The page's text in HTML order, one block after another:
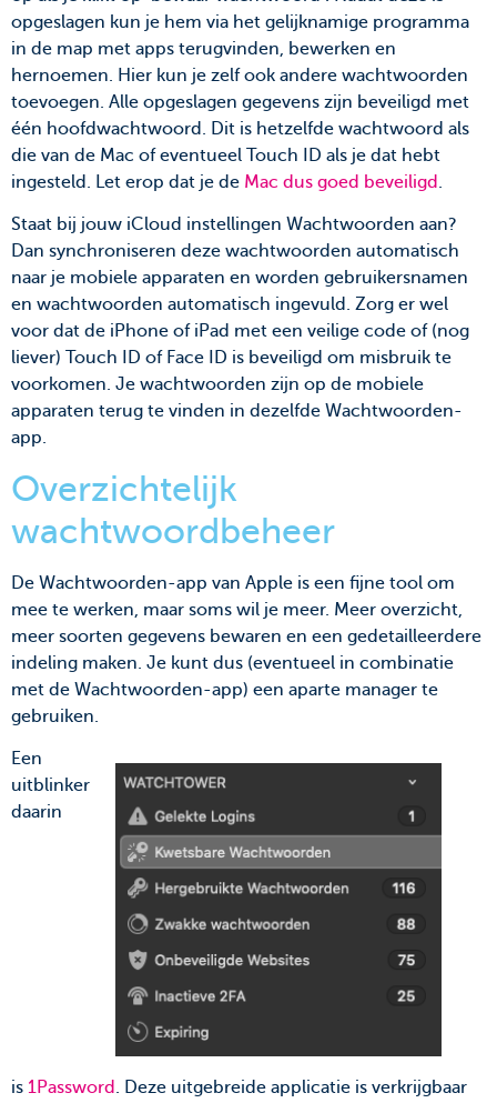
opgeslagen kun je hem via het gelijknamige programma
in de map met apps terugvinden, bewerken en
hernoemen. Hier kun je zelf ook andere wachtwoorden
toevoegen. Alle opgeslagen gegevens zijn beveiligd met
één hoofdwachtwoord. Dit is hetzelfde wachtwoord als
die van de Mac of eventueel Touch ID als je dat hebt
ingesteld. Let erop dat je de Mac dus goed beveiligd .
Staat bij jouw iCloud instellingen Wachtwoorden aan?
Dan synchroniseren deze wachtwoorden automatisch
naar je mobiele apparaten en worden gebruikersnamen
en wachtwoorden automatisch ingevuld. Zorg er wel
voor dat de iPhone of iPad met een veilige code of (nog
liever) Touch ID of Face ID is beveiligd om misbruik te
voorkomen. Je wachtwoorden zijn op de mobiele
apparaten terug te vinden in dezelfde Wachtwoorden-
app.
Overzichtelijk
wachtwoordbeheer
De Wachtwoorden-app van Apple is een fijne tool om
mee te werken, maar soms wil je meer. Meer overzicht,
meer soorten gegevens bewaren en een gedetailleerdere
indeling maken. Je kunt dus (eventueel in combinatie
met de Wachtwoorden-app) een aparte manager te
gebruiken.
Een
uitblinker
daarin
is 1Password . Deze uitgebreide applicatie is verkrijgbaar